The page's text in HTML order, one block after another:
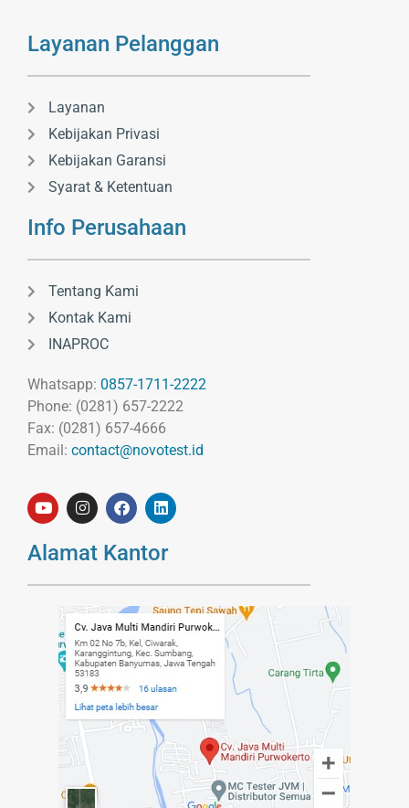
Layanan Pelanggan
Layanan
Kebijakan Privasi
Kebijakan Garansi
Syarat & Ketentuan
Info Perusahaan
Tentang Kami
Kontak Kami
INAPROC
Whatsapp: 0857-1711-2222
Phone: (0281) 657-2222
Fax: (0281) 657-4666
Email: contact@novotest.id
Alamat Kantor